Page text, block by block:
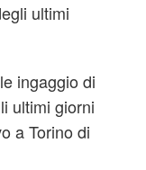
ultimi
ingaggio di
ultimi giorni
a Torino di